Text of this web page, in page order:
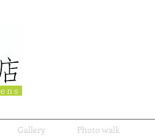
Gallery Photo walk